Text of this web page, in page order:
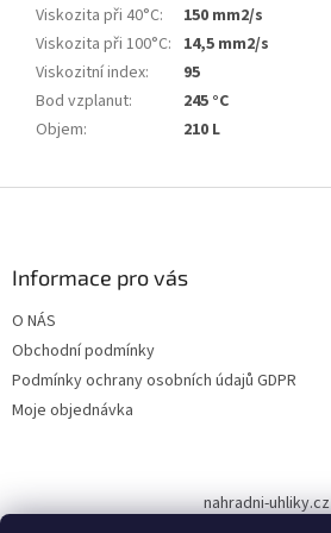
Viskozita při 40°C:
150 mm2/s
Viskozita při 100°C: 14,5 mm2/s
Viskozitní index:
95
Bod vzplanut:
245 °C
Objem: 210 L
Informace pro vás
O NÁS
Obchodní podmínky
Podmínky ochrany osobních údajů GDPR
Moje objednávka
nahradni-uhliky.cz